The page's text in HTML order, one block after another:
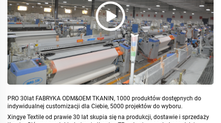
PRO 30lat FABRYKA ODM&OEM TKANIN, 1000 produktów dostępnych do
indywidualnej customizacji dla Ciebie, 5000 projektów do wyboru.
Xingye Textile od prawie 30 lat skupia się na produkcji, dostawie i sprzedaży